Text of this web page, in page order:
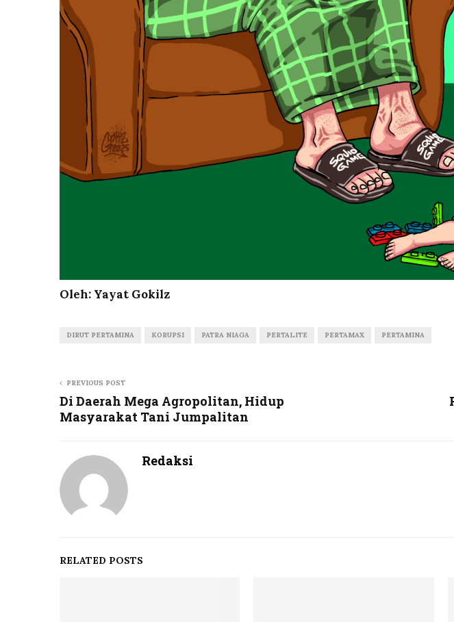
Oleh: Yayat Gokilz
DIRUT PERTAMINA KORUPSI PATRA NIAGA PERTALITE PERTAMAX PERTAMINA
PREVIOUS POST
Di Daerah Mega Agropolitan, Hidup
Masyarakat Tani Jumpalitan
Redaksi
RELATED POSTS